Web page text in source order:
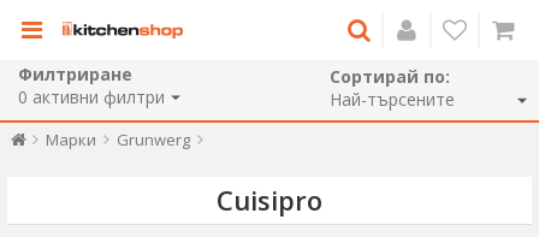
Филтриране
0 активни филтри
Сортирай по:
Марки Grunwerg
Cuisipro